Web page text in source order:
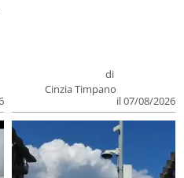
di
Cinzia Timpano
il 07/08/2026